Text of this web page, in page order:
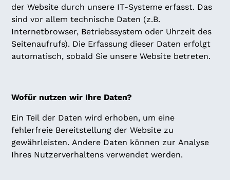
der Website durch unsere IT-Systeme erfasst. Das
sind vor allem technische Daten (z.B.
Internetbrowser, Betriebssystem oder Uhrzeit des
Seitenaufrufs). Die Erfassung dieser Daten erfolgt
automatisch, sobald Sie unsere Website betreten.
Wofür nutzen wir Ihre Daten?
Ein Teil der Daten wird erhoben, um eine
fehlerfreie Bereitstellung der Website zu
gewährleisten. Andere Daten können zur Analyse
Ihres Nutzerverhaltens verwendet werden.